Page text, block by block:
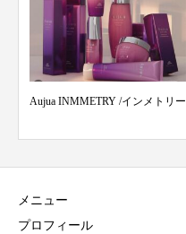
Aujua INMMETRY /インメトリー
メニュー
プロフィール